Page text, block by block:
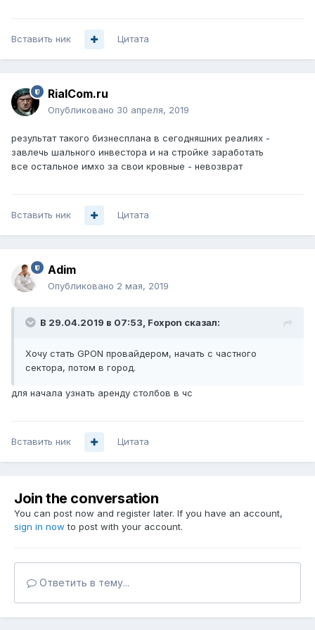
Вставить ник Цитата
RialCom.ru
Опубликовано 30 апреля, 2019
результат такого бизнесплана в сегодняшних реалиях -
завлечь шального инвестора и на стройке заработать
все остальное имхо за свои кровные - невозврат
Вставить ник Цитата
Adim
Опубликовано 2 мая, 2019
В 29.04.2019 в 07:53, Foxpon сказал:
Хочу стать GPON провайдером, начать с частного
сектора, потом в город.
для начала узнать аренду столбов в чс
Вставить ник Цитата
Join the conversation
You can post now and register later. If you have an account,
sign in now to post with your account.
Ответить в тему...